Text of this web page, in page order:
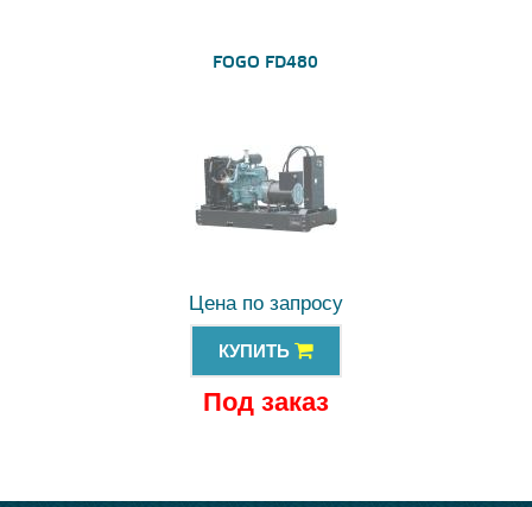
FOGO FD480
Цена по запросу
КУПИТЬ
Под заказ